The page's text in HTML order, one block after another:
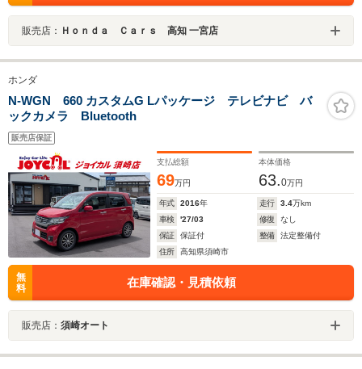
販売店： Ｈｏｎｄａ Ｃａｒｓ 高知 一宮店
ホンダ
N-WGN 660 カスタムG Lパッケージ テレビナビ バ
ックカメラ Bluetooth
販売店保証
支払総額
69万円
本体価格
63.0万円
年式 2016年 走行 3.4万km
車検
'27/03 修復
なし
保証
保証付 整備
法定整備付
住所
高知県須崎市
無
料
在庫確認・見積依頼
販売店： 須崎オート